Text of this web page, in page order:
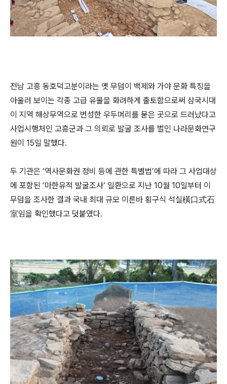
전남 고흥 동호덕고분이라는 옛 무덤이 백제와 가야 문화 특징을
아울러 보이는 각종 고급 유물을 화려하게 출토함으로써 삼국시대
이 지역 해상무역으로 번성한 우두머리를 묻은 곳으로 드러났다고
사업시행처인 고흥군과 그 의뢰로 발굴 조사를 벌인 나라문화연구
원이 15일 말했다.
두 기관은 ‘역사문화권 정비 등에 관한 특별법’에 따라 그 사업대상
에 포함된 ‘마한유적 발굴조사’ 일환으로 지난 10월 10일부터 이
무덤을 조사한 결과 국내 최대 규모 이른바 횡구식 석실橫口式石
室임을 확인했다고 덧붙였다.